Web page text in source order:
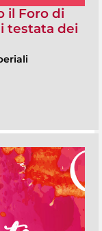
il Foro di
testata dei